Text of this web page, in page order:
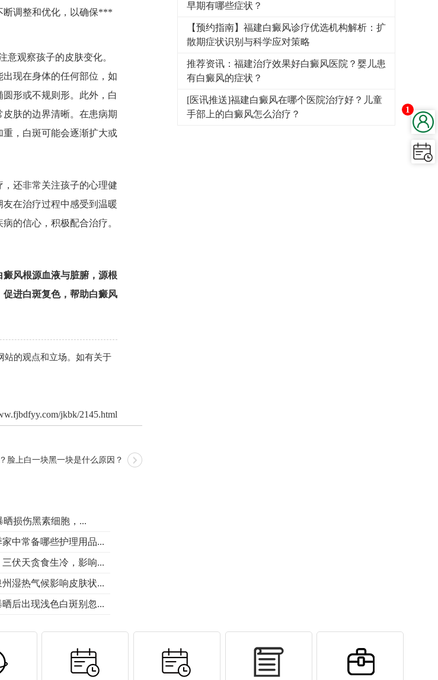
1
断调整和优化，以确保***
观察孩子的皮肤变化。
现在身体的任何部位，如
形或不规则形。此外，白
肤的边界清晰。在患病期
，白斑可能会逐渐扩大或
还非常关注孩子的心理健
在治疗过程中感受到温暖
的信心，积极配合治疗。
风根源血液与脏腑，源根
进白斑复色，帮助白癜风
站的观点和立场。如有关于
jkbk/2145.html
脸上白一块黑一块是什么原因？
晒损伤黑素细胞，...
家中常备哪些护理用品...
三伏天贪食生冷，影响...
州湿热气候影响皮肤状...
晒后出现浅色白斑别忽...
早期有哪些症状？
【预约指南】福建白癜风诊疗优选机构解析：扩
散期症状识别与科学应对策略
推荐资讯：福建治疗效果好白癜风医院？婴儿患
有白癜风的症状？
[医讯推送]福建白癜风在哪个医院治疗好？儿童
手部上的白癜风怎么治疗？